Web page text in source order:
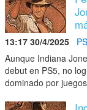
13:17 30/4/2025
Aunque Indiana
debut en PS5, no
dominado por